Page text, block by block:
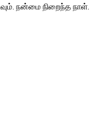
நன்மை நிறைந்த நாள்.